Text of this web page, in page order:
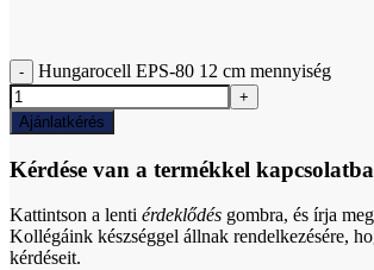
Hungarocell EPS-80 12 cm mennyiség
Ajánlatkérés
Kérdése van a termékkel
Kattintson a lenti érdeklődés gombra, és írja
Kollégáink készséggel állnak rendelkezésére,
kérdéseit.